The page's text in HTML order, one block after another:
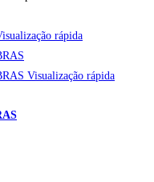
rápida
Visualização rápida